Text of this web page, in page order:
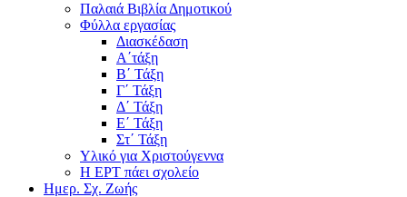
Παλαιά Βιβλία Δημοτικού
Φύλλα εργασίας
Διασκέδαση
Α΄τάξη
Β΄ Τάξη
Γ΄ Τάξη
Δ΄ Τάξη
Ε΄ Τάξη
Στ΄ Τάξη
Υλικό για Χριστούγεννα
Η ΕΡΤ πάει σχολείο
Ημερ. Σχ. Ζωής